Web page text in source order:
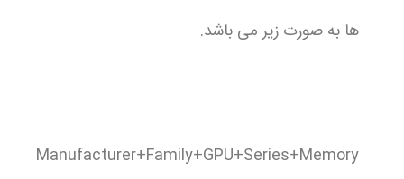
ها به صورت زیر می باشد.
Manufacturer+Family+GPU+Series+Memory